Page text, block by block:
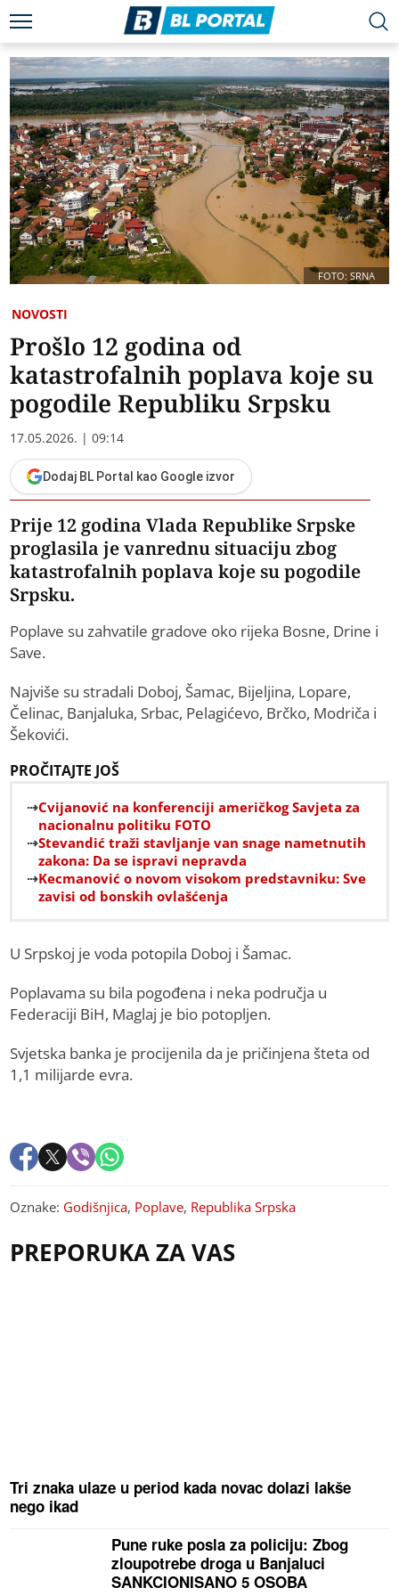
FOTO: SRNA
NOVOSTI
Prošlo 12 godina od
katastrofalnih poplava koje su
pogodile Republiku Srpsku
17.05.2026. | 09:14
Dodaj BL Portal kao Google izvor
Prije 12 godina Vlada Republike Srpske
proglasila je vanrednu situaciju zbog
katastrofalnih poplava koje su pogodile
Srpsku.
Poplave su zahvatile gradove oko rijeka Bosne, Drine i
Save.
Najviše su stradali Doboj, Šamac, Bijeljina, Lopare,
Čelinac, Banjaluka, Srbac, Pelagićevo, Brčko, Modriča i
Šekovići.
PROČITAJTE JOŠ
Cvijanović na konferenciji američkog Savjeta za
nacionalnu politiku FOTO
Stevandić traži stavljanje van snage nametnutih
zakona: Da se ispravi nepravda
Kecmanović o novom visokom predstavniku: Sve
zavisi od bonskih ovlašćenja
U Srpskoj je voda potopila Doboj i Šamac.
Poplavama su bila pogođena i neka područja u
Federaciji BiH, Maglaj je bio potopljen.
Svjetska banka je procijenila da je pričinjena šteta od
1,1 milijarde evra.
Oznake: Godišnjica, Poplave, Republika Srpska
PREPORUKA ZA VAS
Tri znaka ulaze u period kada novac dolazi lakše
nego ikad
Pune ruke posla za policiju: Zbog
zloupotrebe droga u Banjaluci
SANKCIONISANO 5 OSOBA